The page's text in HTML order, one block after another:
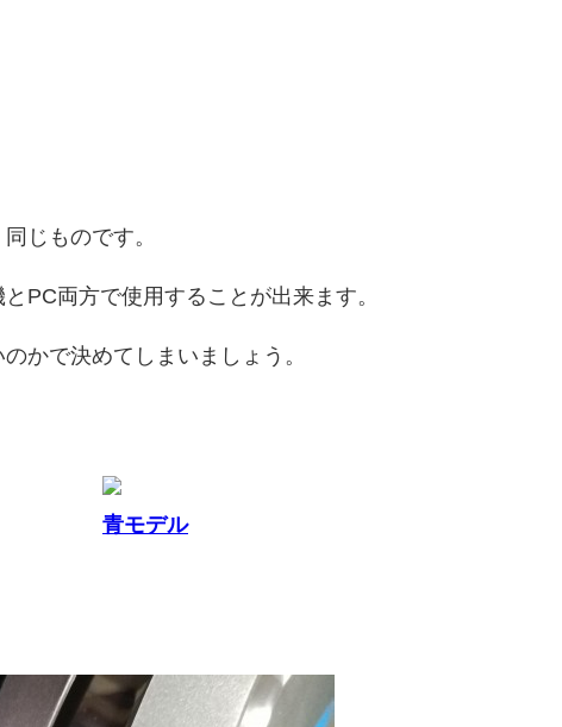
じものです。
PC両方で使用することが出来ます。
かで決めてしまいましょう。
青モデル